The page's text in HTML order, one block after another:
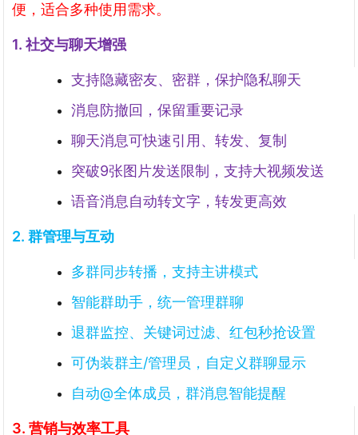
便，适合多种使用需求。
1. 社交与聊天增强
支持隐藏密友、密群，保护隐私聊天
消息防撤回，保留重要记录
聊天消息可快速引用、转发、复制
突破9张图片发送限制，支持大视频发送
语音消息自动转文字，转发更高效
2. 群管理与互动
多群同步转播，支持主讲模式
智能群助手，统一管理群聊
退群监控、关键词过滤、红包秒抢设置
可伪装群主/管理员，自定义群聊显示
自动@全体成员，群消息智能提醒
3. 营销与效率工具